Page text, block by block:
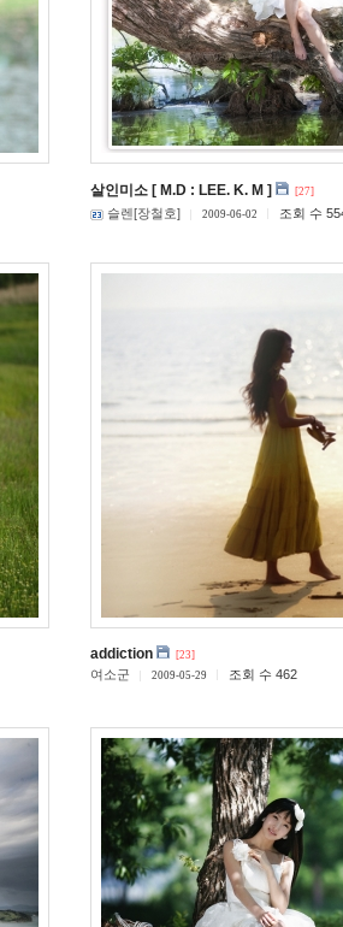
살인미소 [ M.D : LEE. K. M ] [27]
슬렌[장철호] 2009-06-02 조회 수
addiction [23]
여소군 2009-05-29 조회 수 462